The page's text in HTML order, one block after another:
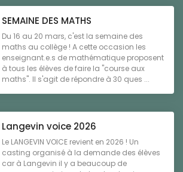
SEMAINE DES MATHS
Du 16 au 20 mars, c'est la semaine des
maths au collège ! A cette occasion les
enseignant.e.s de mathématique proposent
à tous les élèves de faire la "course aux
maths". Il s'agit de répondre à 30 ques ...
Langevin voice 2026
Le LANGEVIN VOICE revient en 2026 ! Un
casting organisé à la demande des élèves
car à Langevin il y a beaucoup de